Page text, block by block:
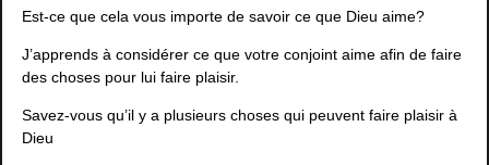
Est-ce que cela vous importe de savoir ce que Dieu aime?
J’apprends à considérer ce que votre conjoint aime afin de faire
des choses pour lui faire plaisir.
Savez-vous qu’il y a plusieurs choses qui peuvent faire plaisir à
Dieu